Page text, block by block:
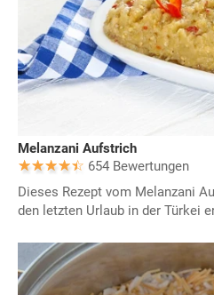
Melanzani Aufstrich
654 Bewertungen
Dieses Rezept vom Melanzani
den letzten Urlaub in der Türkei